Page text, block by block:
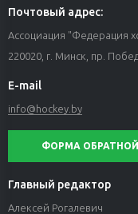
Почтовый адрес:
Ассоциация "Федерация
220020, г. Минск, пр.
E-mail
info@hockey.by
ФОРМА ОБРАТНОЙ
Главный редактор
Алексей Рогалевич